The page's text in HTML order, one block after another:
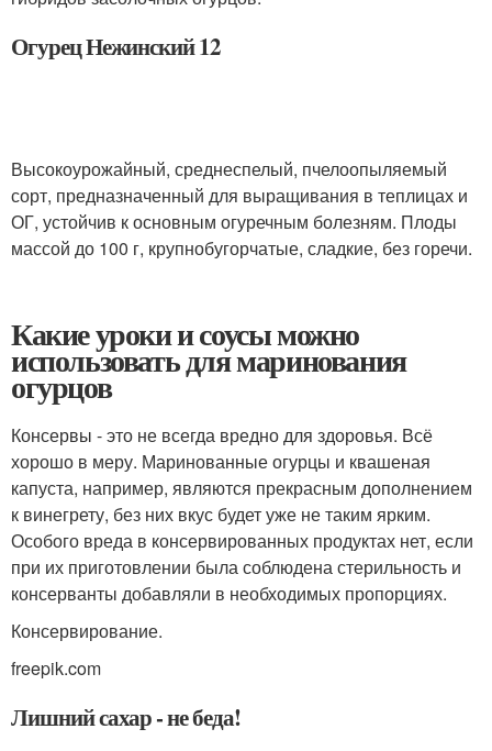
Огурец Нежинский 12
Высокоурожайный, среднеспелый, пчелоопыляемый
сорт, предназначенный для выращивания в теплицах и
ОГ, устойчив к основным огуречным болезням. Плоды
массой до 100 г, крупнобугорчатые, сладкие, без горечи.
Какие уроки и соусы можно
использовать для маринования
огурцов
Консервы - это не всегда вредно для здоровья. Всё
хорошо в меру. Маринованные огурцы и квашеная
капуста, например, являются прекрасным дополнением
к винегрету, без них вкус будет уже не таким ярким.
Особого вреда в консервированных продуктах нет, если
при их приготовлении была соблюдена стерильность и
консерванты добавляли в необходимых пропорциях.
Консервирование.
freepik.com
Лишний сахар - не беда!